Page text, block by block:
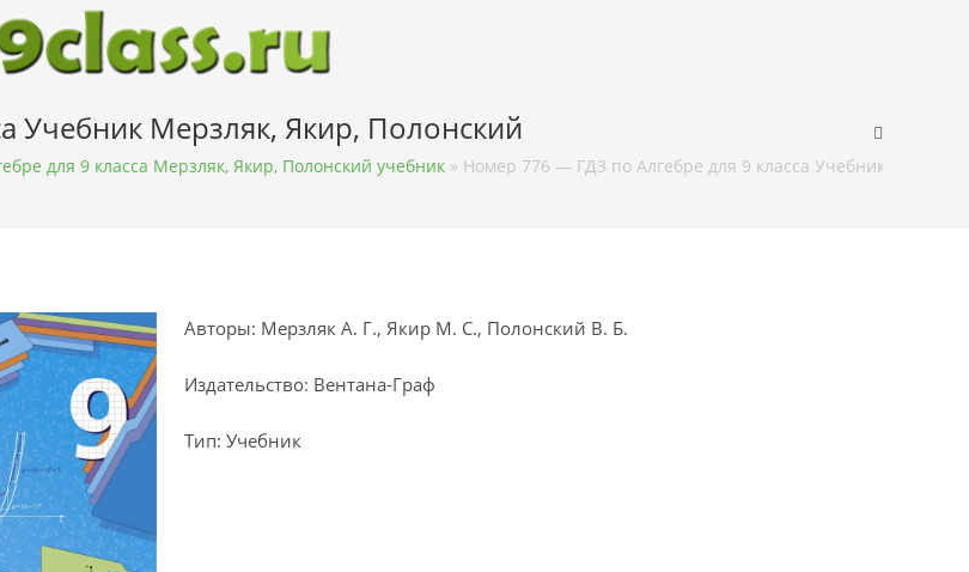
Учебник Мерзляк, Якир, Полонский
для 9 класса Мерзляк, Якир, Полонский учебник » Номер 776 — ГДЗ по Алгебре для 9 класса Учебник
Авторы: Мерзляк А. Г., Якир М. С., Полонский В. Б.
Издательство: Вентана-Граф
Тип: Учебник